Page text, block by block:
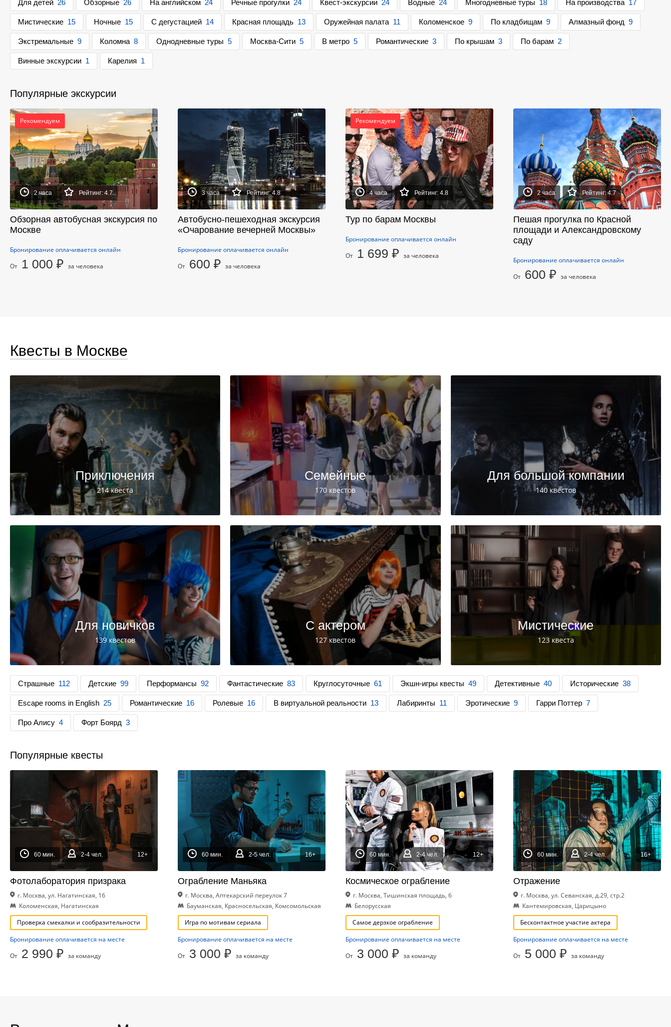
Для детей 26 Обзорные 26 На английском 24 Речные прогулки 24 Квест-экскурсии 24 Водные 24 Многодневные туры 18 На производства 17
Мистические 15 Ночные 15 С дегустацией 14 Красная площадь 13 Оружейная палата 11 Коломенское 9 По кладбищам 9 Алмазный фонд 9
Экстремальные 9 Коломна 8 Однодневные туры 5 Москва-Сити 5 В метро 5 Романтические 3 По крышам 3 По барам 2
Винные экскурсии 1 Карелия 1
Популярные экскурсии
Рекомендуем
2 часа Рейтинг: 4.7
Обзорная автобусная экскурсия по
Москве
Бронирование оплачивается онлайн
От 1 000 ₽ за человека
3 часа Рейтинг: 4.8
Автобусно-пешеходная экскурсия
«Очарование вечерней Москвы»
Бронирование оплачивается онлайн
От 600 ₽ за человека
Рекомендуем
4 часа Рейтинг: 4.8
Тур по барам Москвы
Бронирование оплачивается онлайн
От 1 699 ₽ за человека
2 часа Рейтинг: 4.7
Пешая прогулка по Красной
площади и Александровскому
саду
Бронирование оплачивается онлайн
От 600 ₽ за человека
Квесты в Москве
Приключения
214 квеста
Семейные
170 квестов
Для большой компании
140 квестов
Для новичков
139 квестов
С актером
127 квестов
Мистические
123 квеста
Страшные 112 Детские 99 Перформансы 92 Фантастические 83 Круглосуточные 61 Экшн-игры квесты 49 Детективные 40 Исторические 38
Escape rooms in English 25 Романтические 16 Ролевые 16 В виртуальной реальности 13 Лабиринты 11 Эротические 9 Гарри Поттер 7
Про Алису 4 Форт Боярд 3
Популярные квесты
60 мин. 2-4 чел. 12+
Фотолаборатория призрака
г. Москва, ул. Нагатинская, 16
Коломенская, Нагатинская
Проверка смекалки и сообразительности
Бронирование оплачивается на месте
От 2 990 ₽ за команду
60 мин. 2-5 чел. 16+
Ограбление Маньяка
г. Москва, Аптекарский переулок 7
Бауманская, Красносельская, Комсомольская
Игра по мотивам сериала
Бронирование оплачивается на месте
От 3 000 ₽ за команду
60 мин. 2-4 чел. 12+
Космическое ограбление
г. Москва, Тишинская площадь, 6
Белорусская
Самое дерзкое ограбление
Бронирование оплачивается на месте
От 3 000 ₽ за команду
60 мин. 2-4 чел. 16+
Отражение
г. Москва, ул. Севанская, д.29, стр.2
Кантемировская, Царицыно
Бесконтактное участие актера
Бронирование оплачивается на месте
От 5 000 ₽ за команду